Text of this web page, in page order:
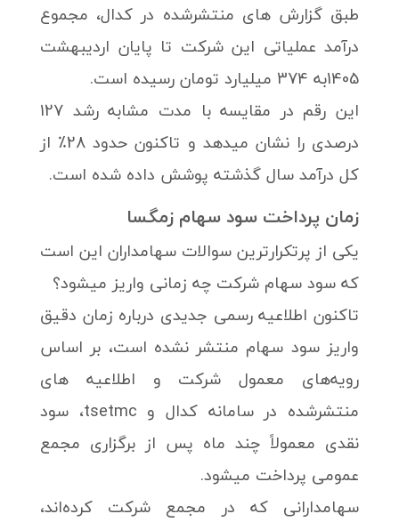
طبق گزارش های منتشرشده در کدال، مجموع
درآمد عملیاتی این شرکت تا پایان اردیبهشت
1405به 374 میلیارد تومان رسیده است.
این رقم در مقایسه با مدت مشابه رشد 127
درصدی را نشان میدهد و تاکنون حدود 28٪ از
کل درآمد سال گذشته پوشش داده شده است.
زمان پرداخت سود سهام زمگسا
یکی از پرتکرارترین سوالات سهامداران این است
که سود سهام شرکت چه زمانی واریز میشود؟
تاکنون اطلاعیه رسمی جدیدی درباره زمان دقیق
واریز سود سهام منتشر نشده است، بر اساس
رویه‌های معمول شرکت و اطلاعیه های
منتشرشده در سامانه کدال و tsetmc، سود
نقدی معمولاً چند ماه پس از برگزاری مجمع
عمومی پرداخت میشود.
سهامدارانی که در مجمع شرکت کرده‌اند،